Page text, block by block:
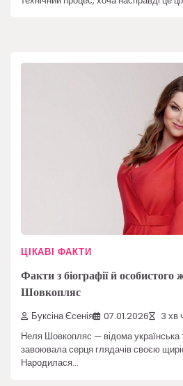
ЦІКАВІ ФАКТИ
Факти з біографії й особистого
Шовкопляс
Буксіна Єсенія 07.01.2026 3 хв
Неля Шовкопляс — відома українська
завоювала серця глядачів своєю
Народилася…